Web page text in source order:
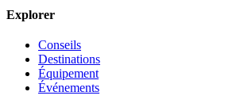
Explorer
Conseils
Destinations
Équipement
Événements